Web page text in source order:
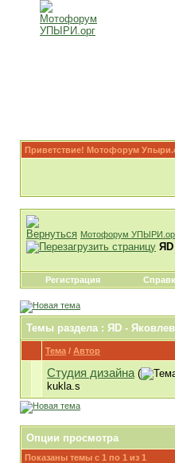
Приветствие! Мотофорум
Мотофорум
ЯD
Регистрация
Темы раздела: ЯD -
Тема / Автор
Студия дизайна (
kukla.s
Опции просмотра
Показаны темы с 1 по 1 из 1